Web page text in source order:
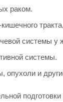
раком.
системы у
системы.
и